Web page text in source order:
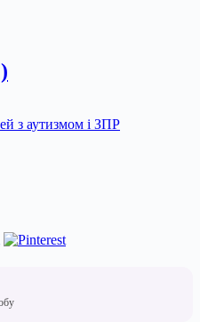
з аутизмом і ЗПР